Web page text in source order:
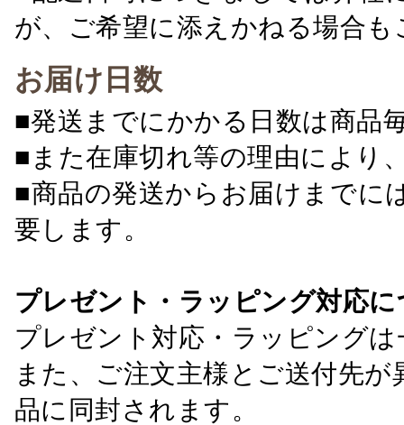
が、ご希望に添えかねる場合
お届け日数
■発送までにかかる日数は商品
■また在庫切れ等の理由により
■商品の発送からお届けまでに
要します。
プレゼント・ラッピング対応
プレゼント対応・ラッピング
また、ご注文主様とご送付先
品に同封されます。